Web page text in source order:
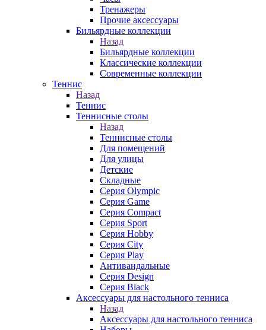
Тренажеры
Прочие аксессуары
Бильярдные коллекции
Назад
Бильярдные коллекции
Классические коллекции
Современные коллекции
Теннис
Назад
Теннис
Теннисные столы
Назад
Теннисные столы
Для помещений
Для улицы
Детские
Складные
Серия Olympic
Серия Game
Серия Compact
Серия Sport
Серия Hobby
Серия City
Серия Play
Антивандальные
Серия Design
Серия Black
Аксессуары для настольного тенниса
Назад
Аксессуары для настольного тенниса